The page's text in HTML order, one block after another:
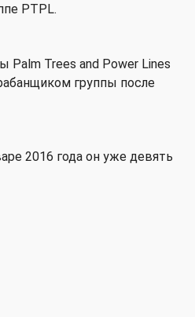
PTPL.
Palm Trees and Power Lines
группы после
2016 года он уже девять